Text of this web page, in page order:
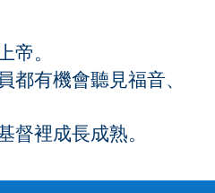
帝。
都有機會聽見福音、
督裡成長成熟。